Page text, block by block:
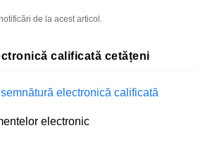
de la acest articol.
calificată cetățeni
electronică calificată
electronic